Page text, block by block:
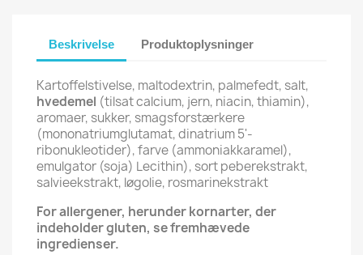
Beskrivelse Produktoplysninger
Kartoffelstivelse, maltodextrin, palmefedt, salt,
hvedemel (tilsat calcium, jern, niacin, thiamin),
aromaer, sukker, smagsforstærkere
(mononatriumglutamat, dinatrium 5'-
ribonukleotider), farve (ammoniakkaramel),
emulgator (soja) Lecithin), sort peberekstrakt,
salvieekstrakt, løgolie, rosmarinekstrakt
For allergener, herunder kornarter, der
indeholder gluten, se fremhævede
ingredienser.